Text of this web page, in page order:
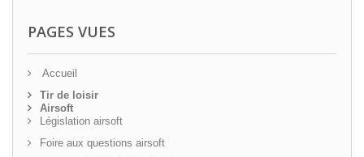
PAGES VUES
Accueil
Tir de loisir
Airsoft
Législation airsoft
Foire aux questions airsoft